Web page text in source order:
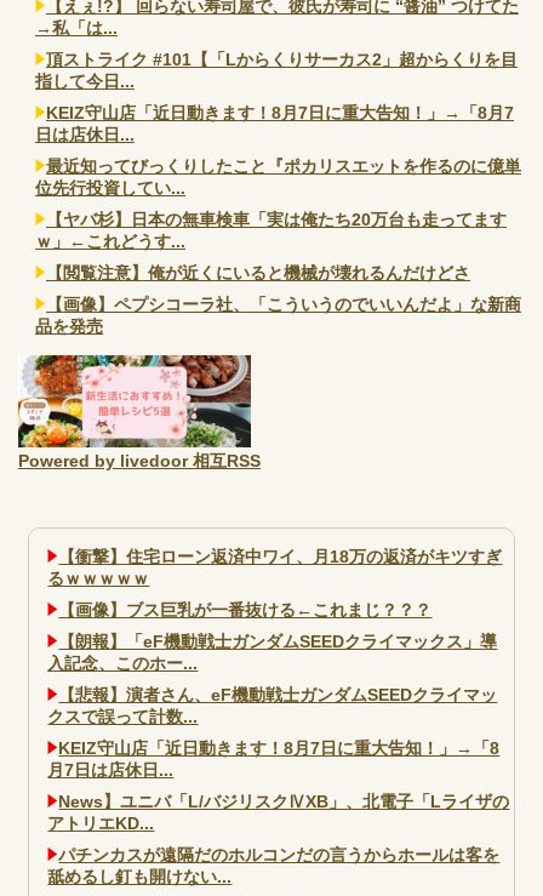
【えぇ!?】 回らない寿司屋で、彼氏が寿司に “醤油” つけてた
→私「は...
頂ストライク #101【「Lからくりサーカス2」超からくりを目
指して今日...
KEIZ守山店「近日動きます！8月7日に重大告知！」→「8月7
日は店休日...
最近知ってびっくりしたこと『ポカリスエットを作るのに億単
位先行投資してい...
【ヤバ杉】日本の無車検車「実は俺たち20万台も走ってます
ｗ」←これどうす...
【閲覧注意】俺が近くにいると機械が壊れるんだけどさ
【画像】ペプシコーラ社、「こういうのでいいんだよ」な新商
品を発売
Powered by livedoor 相互RSS
【衝撃】住宅ローン返済中ワイ、月18万の返済がキツすぎ
るｗｗｗｗｗ
【画像】ブス巨乳が一番抜ける←これまじ？？？
【朗報】「eF機動戦士ガンダムSEEDクライマックス」導
入記念、このホー...
【悲報】演者さん、eF機動戦士ガンダムSEEDクライマッ
クスで誤って計数...
KEIZ守山店「近日動きます！8月7日に重大告知！」→「8
月7日は店休日...
News】ユニバ「L/バジリスクⅣXB」、北電子「Lライザの
アトリエKD...
パチンカスが遠隔だのホルコンだの言うからホールは客を
舐めるし釘も開けない...